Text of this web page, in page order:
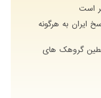
است
ایران به هرگونه
گروهک های